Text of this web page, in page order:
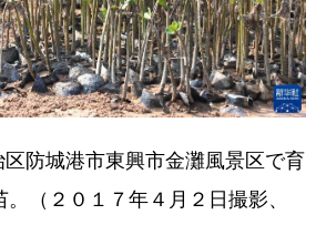
防城港市東興市金灘風景区で育
（２０１７年４月２日撮影、